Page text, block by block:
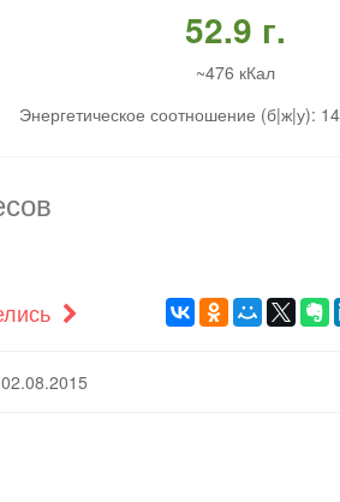
52.9 г.
~476 кКал
Энергетическое соотношение (б|ж|у):